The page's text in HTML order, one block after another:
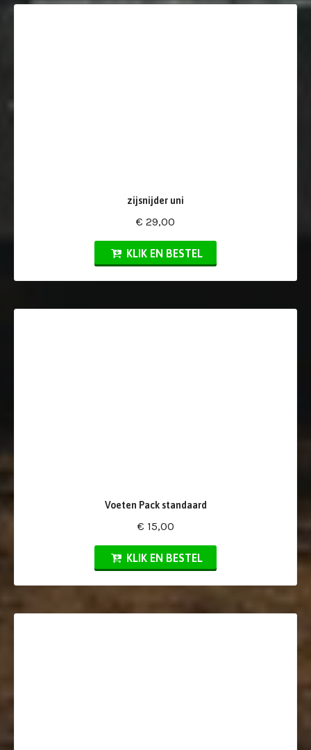
zijsnijder uni
€ 29,00
KLIK EN BESTEL
Voeten Pack standaard
€ 15,00
KLIK EN BESTEL